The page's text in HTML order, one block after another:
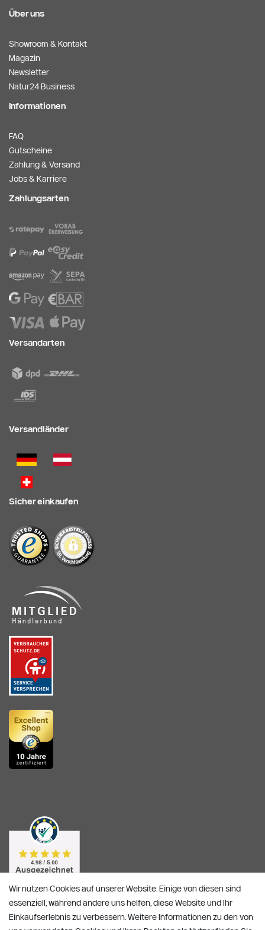
Über uns
Showroom & Kontakt
Magazin
Newsletter
Natur24 Business
Informationen
FAQ
Gutscheine
Zahlung & Versand
Jobs & Karriere
Zahlungsarten
Versandarten
Versandländer
Sicher einkaufen
Wir nutzen Cookies auf unserer Website. Einige von diesen sind
essenziell, während andere uns helfen, diese Website und Ihr
Einkaufserlebnis zu verbessern. Weitere Informationen zu den von